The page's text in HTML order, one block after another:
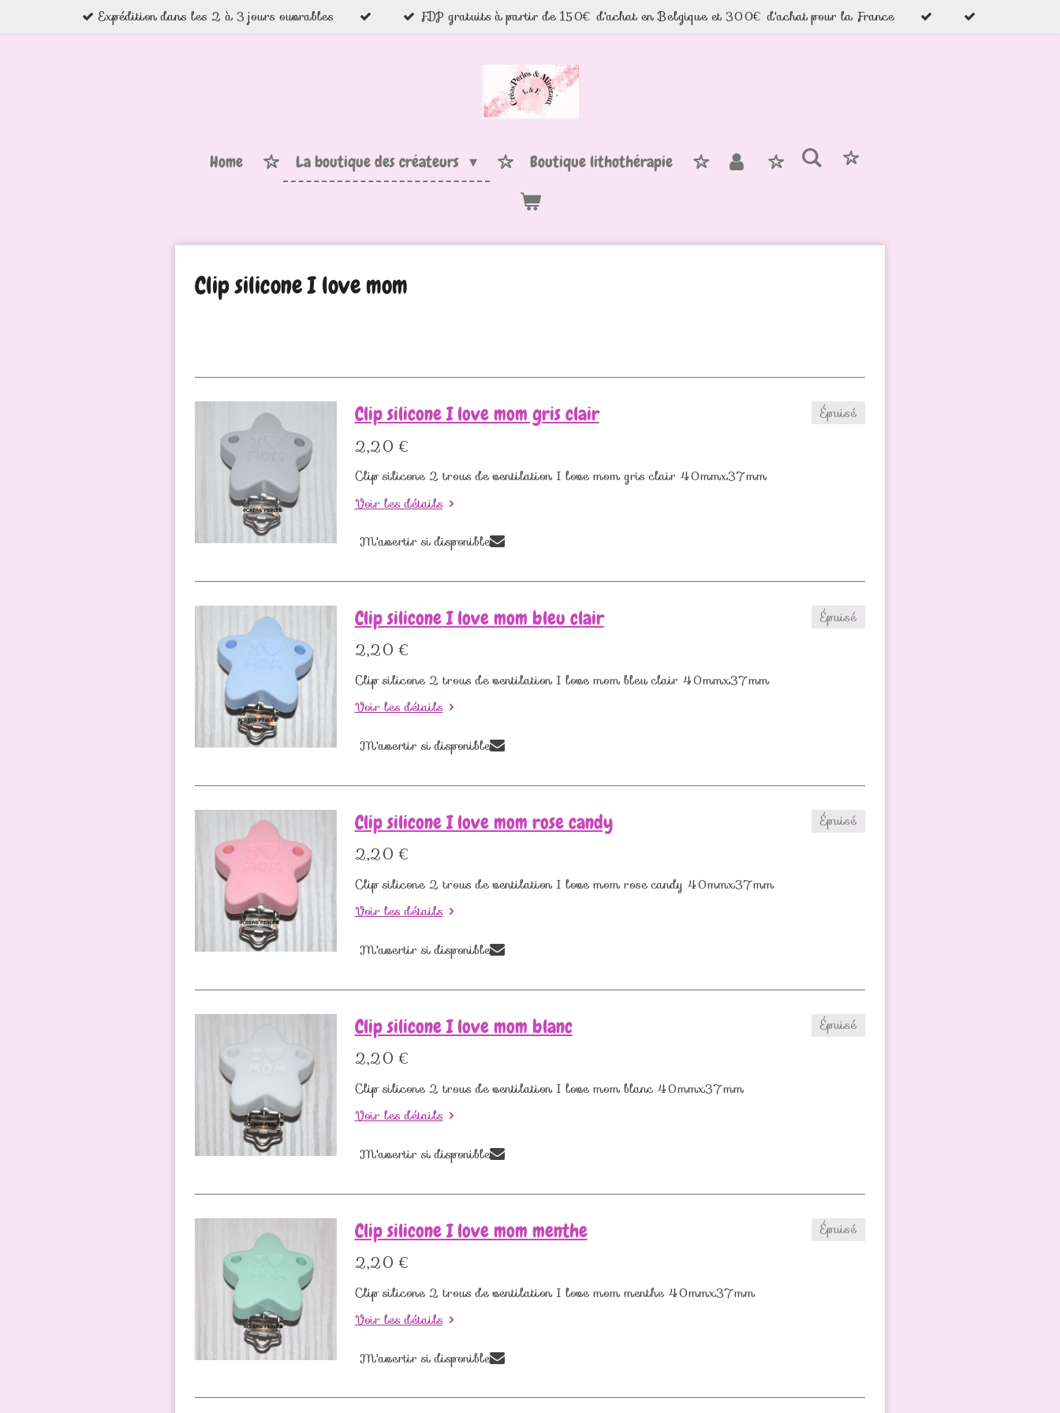
Expédition dans les 2 à 3 jours ouvrables FDP gratuits à partir de 150€ d'achat en Belgique et 300€ d'achat pour la France
Home La boutique des créateurs Boutique lithothérapie
Clip silicone I love mom
Épuisé
Clip silicone I love mom gris clair
2,20 €
Clip silicone 2 trous de ventilation I love mom gris clair 40mmx37mm
Voir les détails
M'avertir si disponible
Épuisé
Clip silicone I love mom bleu clair
2,20 €
Clip silicone 2 trous de ventilation I love mom bleu clair 40mmx37mm
Voir les détails
M'avertir si disponible
Épuisé
Clip silicone I love mom rose candy
2,20 €
Clip silicone 2 trous de ventilation I love mom rose candy 40mmx37mm
Voir les détails
M'avertir si disponible
Épuisé
Clip silicone I love mom blanc
2,20 €
Clip silicone 2 trous de ventilation I love mom blanc 40mmx37mm
Voir les détails
M'avertir si disponible
Épuisé
Clip silicone I love mom menthe
2,20 €
Clip silicone 2 trous de ventilation I love mom menthe 40mmx37mm
Voir les détails
M'avertir si disponible